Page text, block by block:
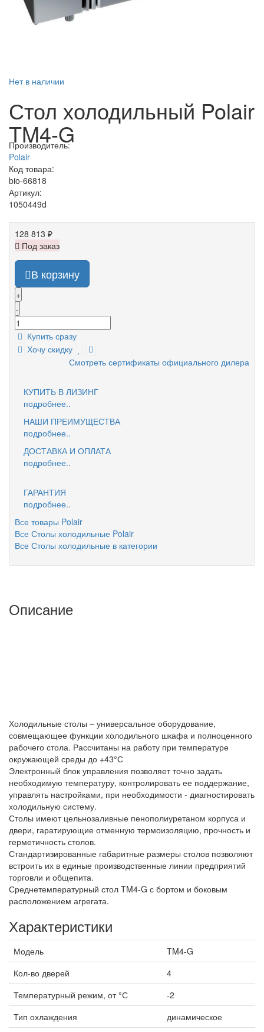
Нет в наличии
Стол холодильный Polair
TM4-G
Производитель:
Polair
Код товара:
bio-66818
Артикул:
1050449d
128 813 ₽
Под заказ
В корзину
+
-
Купить сразу
Хочу скидку
Смотреть сертификаты официального дилера
КУПИТЬ В ЛИЗИНГ
подробнее..
НАШИ ПРЕИМУЩЕСТВА
подробнее..
ДОСТАВКА И ОПЛАТА
подробнее..
ГАРАНТИЯ
подробнее..
Все товары Polair
Все Столы холодильные Polair
Все Столы холодильные в категории
Описание
Холодильные столы – универсальное оборудование,
совмещающее функции холодильного шкафа и полноценного
рабочего стола. Рассчитаны на работу при температуре
окружающей среды до +43°С
Электронный блок управления позволяет точно задать
необходимую температуру, контролировать ее поддержание,
управлять настройками, при необходимости - диагностировать
холодильную систему.
Столы имеют цельнозаливные пенополиуретаном корпуса и
двери, гаратирующие отменную термоизоляцию, прочность и
герметичность столов.
Стандартизированные габаритные размеры столов позволяют
встроить их в единые производственные линии предприятий
торговли и общепита.
Среднетемпературный стол TM4-G с бортом и боковым
расположением агрегата.
Характеристики
Модель
TM4-G
Кол-во дверей
4
Температурный режим, от °С
-2
Тип охлаждения
динамическое